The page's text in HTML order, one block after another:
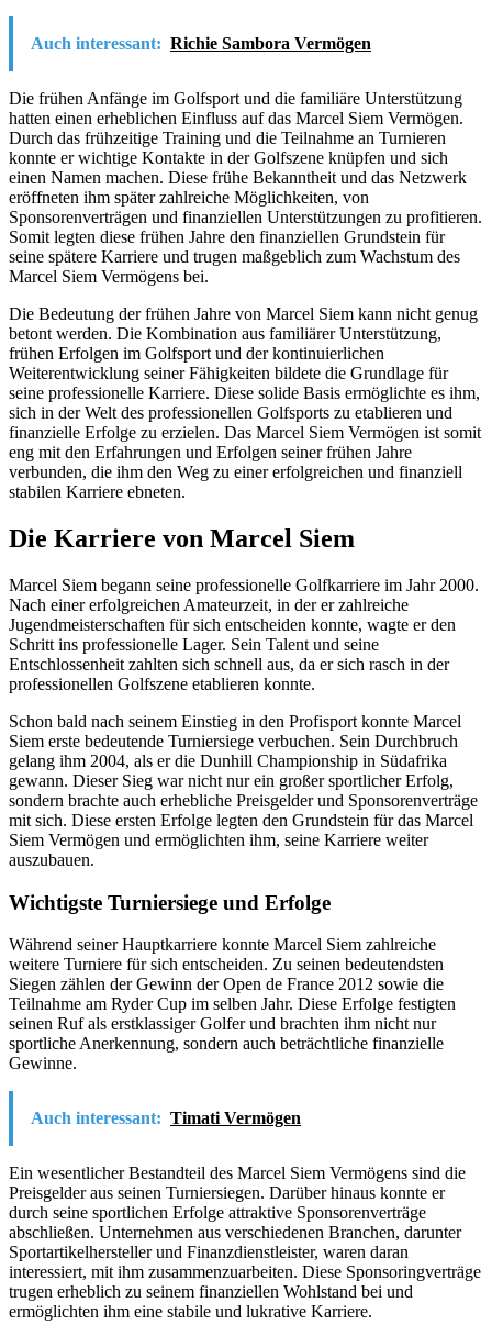
Auch interessant: Richie Sambora Vermögen
Die frühen Anfänge im Golfsport und die familiäre Unterstützung
hatten einen erheblichen Einfluss auf das Marcel Siem Vermögen.
Durch das frühzeitige Training und die Teilnahme an Turnieren
konnte er wichtige Kontakte in der Golfszene knüpfen und sich
einen Namen machen. Diese frühe Bekanntheit und das Netzwerk
eröffneten ihm später zahlreiche Möglichkeiten, von
Sponsorenverträgen und finanziellen Unterstützungen zu profitieren.
Somit legten diese frühen Jahre den finanziellen Grundstein für
seine spätere Karriere und trugen maßgeblich zum Wachstum des
Marcel Siem Vermögens bei.
Die Bedeutung der frühen Jahre von Marcel Siem kann nicht genug
betont werden. Die Kombination aus familiärer Unterstützung,
frühen Erfolgen im Golfsport und der kontinuierlichen
Weiterentwicklung seiner Fähigkeiten bildete die Grundlage für
seine professionelle Karriere. Diese solide Basis ermöglichte es ihm,
sich in der Welt des professionellen Golfsports zu etablieren und
finanzielle Erfolge zu erzielen. Das Marcel Siem Vermögen ist somit
eng mit den Erfahrungen und Erfolgen seiner frühen Jahre
verbunden, die ihm den Weg zu einer erfolgreichen und finanziell
stabilen Karriere ebneten.
Die Karriere von Marcel Siem
Marcel Siem begann seine professionelle Golfkarriere im Jahr 2000.
Nach einer erfolgreichen Amateurzeit, in der er zahlreiche
Jugendmeisterschaften für sich entscheiden konnte, wagte er den
Schritt ins professionelle Lager. Sein Talent und seine
Entschlossenheit zahlten sich schnell aus, da er sich rasch in der
professionellen Golfszene etablieren konnte.
Schon bald nach seinem Einstieg in den Profisport konnte Marcel
Siem erste bedeutende Turniersiege verbuchen. Sein Durchbruch
gelang ihm 2004, als er die Dunhill Championship in Südafrika
gewann. Dieser Sieg war nicht nur ein großer sportlicher Erfolg,
sondern brachte auch erhebliche Preisgelder und Sponsorenverträge
mit sich. Diese ersten Erfolge legten den Grundstein für das Marcel
Siem Vermögen und ermöglichten ihm, seine Karriere weiter
auszubauen.
Wichtigste Turniersiege und Erfolge
Während seiner Hauptkarriere konnte Marcel Siem zahlreiche
weitere Turniere für sich entscheiden. Zu seinen bedeutendsten
Siegen zählen der Gewinn der Open de France 2012 sowie die
Teilnahme am Ryder Cup im selben Jahr. Diese Erfolge festigten
seinen Ruf als erstklassiger Golfer und brachten ihm nicht nur
sportliche Anerkennung, sondern auch beträchtliche finanzielle
Gewinne.
Auch interessant: Timati Vermögen
Ein wesentlicher Bestandteil des Marcel Siem Vermögens sind die
Preisgelder aus seinen Turniersiegen. Darüber hinaus konnte er
durch seine sportlichen Erfolge attraktive Sponsorenverträge
abschließen. Unternehmen aus verschiedenen Branchen, darunter
Sportartikelhersteller und Finanzdienstleister, waren daran
interessiert, mit ihm zusammenzuarbeiten. Diese Sponsoringverträge
trugen erheblich zu seinem finanziellen Wohlstand bei und
ermöglichten ihm eine stabile und lukrative Karriere.